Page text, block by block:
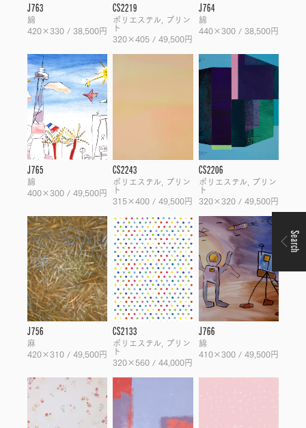
J763
綿
420×330 / 38,500円
CS2219
ポリエステル, プリン
ト
320×405 / 49,500円
J764
綿
440×300 / 38,500円
J765
綿
400×300 / 49,500円
CS2243
ポリエステル, プリン
ト
315×400 / 49,500円
CS2206
ポリエステル, プリン
ト
320×320 / 49,500円
J756
麻
420×310 / 49,500円
CS2133
ポリエステル, プリン
ト
320×560 / 44,000円
J766
綿
410×300 / 49,500円
Search